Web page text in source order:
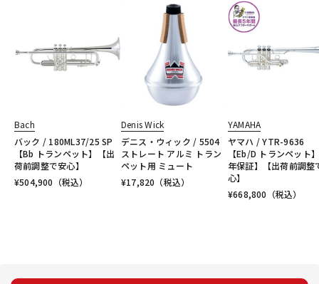
Bach
バック / 180ML37/25 SP
【Bb トランペット】【出
荷前調整で安心】
¥504,900 （税込）
Denis Wick
デニス・ウィック / 5504
ストレート アルミ トラン
ペット用 ミュート
¥17,820 （税込）
YAMAHA
ヤマハ / YTR-9636
【Eb/D トランペット
年保証】【出荷前調整
心】
¥668,800 （税込）